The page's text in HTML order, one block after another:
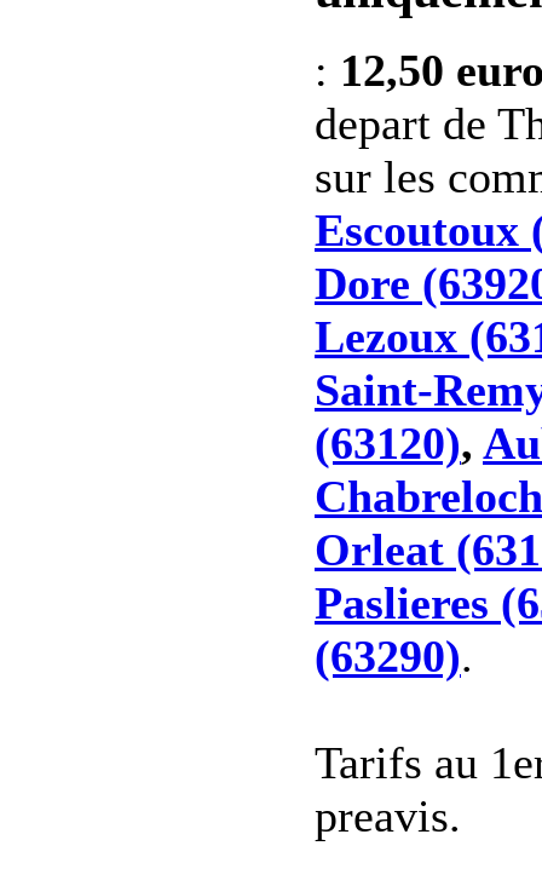
: 12,50
depart de
sur les
Escoutoux
Dore
Lezoux
Saint-
(63120),
Orleat
Paslieres
(63290).
Tarifs au
preavis.